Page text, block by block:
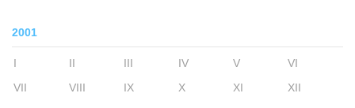
2001
I II III IV V
VI
VII
VIII IX X XI XII